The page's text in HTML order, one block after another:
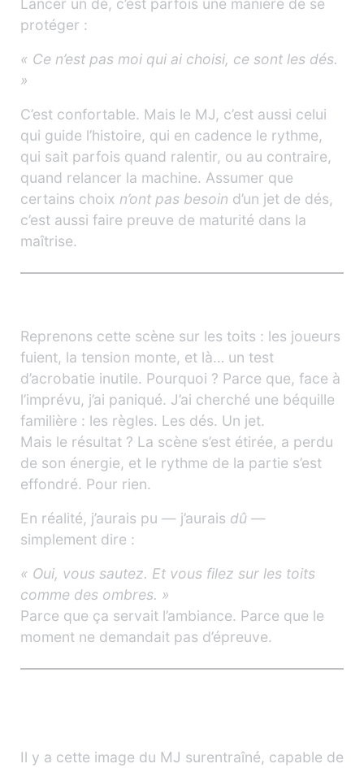
protéger :
« Ce n’est pas moi qui ai choisi, ce sont les dés.
»
C’est confortable. Mais le MJ, c’est aussi celui
qui guide l’histoire, qui en cadence le rythme,
qui sait parfois quand ralentir, ou au contraire,
quand relancer la machine. Assumer que
certains choix n’ont pas besoin d’un jet de dés,
c’est aussi faire preuve de maturité dans la
maîtrise.
Reprenons cette scène sur les toits : les joueurs
fuient, la tension monte, et là… un test
d’acrobatie inutile. Pourquoi ? Parce que, face à
l’imprévu, j’ai paniqué. J’ai cherché une béquille
familière : les règles. Les dés. Un jet.
Mais le résultat ? La scène s’est étirée, a perdu
de son énergie, et le rythme de la partie s’est
effondré. Pour rien.
En réalité, j’aurais pu — j’aurais dû —
simplement dire :
« Oui, vous sautez. Et vous filez sur les toits
comme des ombres. »
Parce que ça servait l’ambiance. Parce que le
moment ne demandait pas d’épreuve.
Il y a cette image du MJ surentraîné, capable de